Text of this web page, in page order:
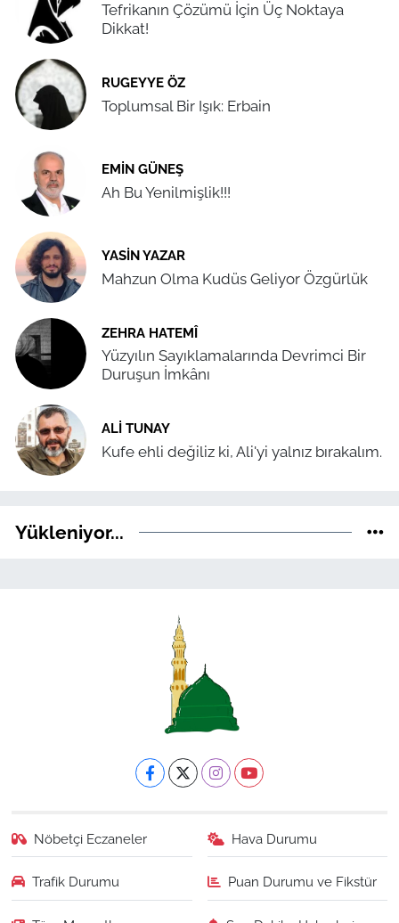
Tefrikanın Çözümü İçin Üç Noktaya
Dikkat!
RUGEYYE ÖZ
Toplumsal Bir Işık: Erbain
EMIN GÜNEŞ
Ah Bu Yenilmişlik!!!
YASIN YAZAR
Mahzun Olma Kudüs Geliyor Özgürlük
ZEHRA HATEMÎ
Yüzyılın Sayıklamalarında Devrimci Bir
Duruşun İmkânı
ALI TUNAY
Kufe ehli değiliz ki, Ali'yi yalnız bırakalım.
Yükleniyor...
Nöbetçi Eczaneler Hava Durumu
Trafik Durumu Puan Durumu ve Fikstür